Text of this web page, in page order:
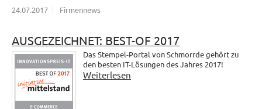
24.07.2017 Firmennews
AUSGEZEICHNET: BEST-OF 2017
Das Stempel-Portal von Schmorrde gehört zu
den besten IT-Lösungen des Jahres 2017!
Weiterlesen